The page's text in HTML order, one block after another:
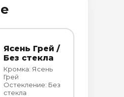
Ясень Грей /
Без стекла
Кромка: Ясень
Грей
Остекление: Без
стекла